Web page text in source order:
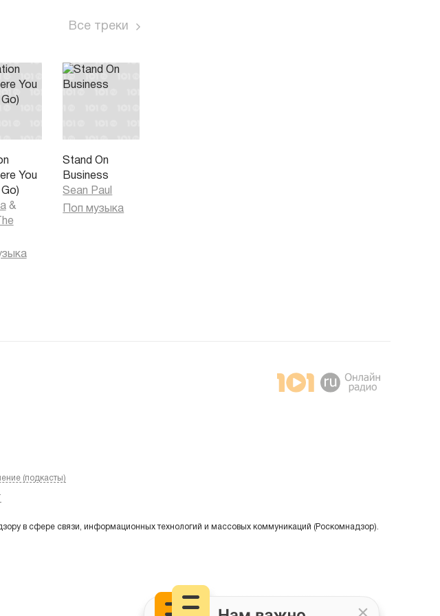
Все треки
You
&
Stand On
Business
Sean Paul
Поп музыка
(подкасты)
в сфере связи, информационных технологий и массовых коммуникаций (Роскомнадзор).